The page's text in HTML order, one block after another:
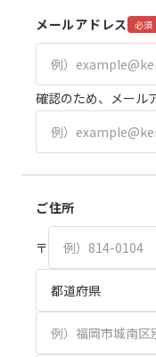
メールアドレス 必須
確認のため、メール
ご住所
〒